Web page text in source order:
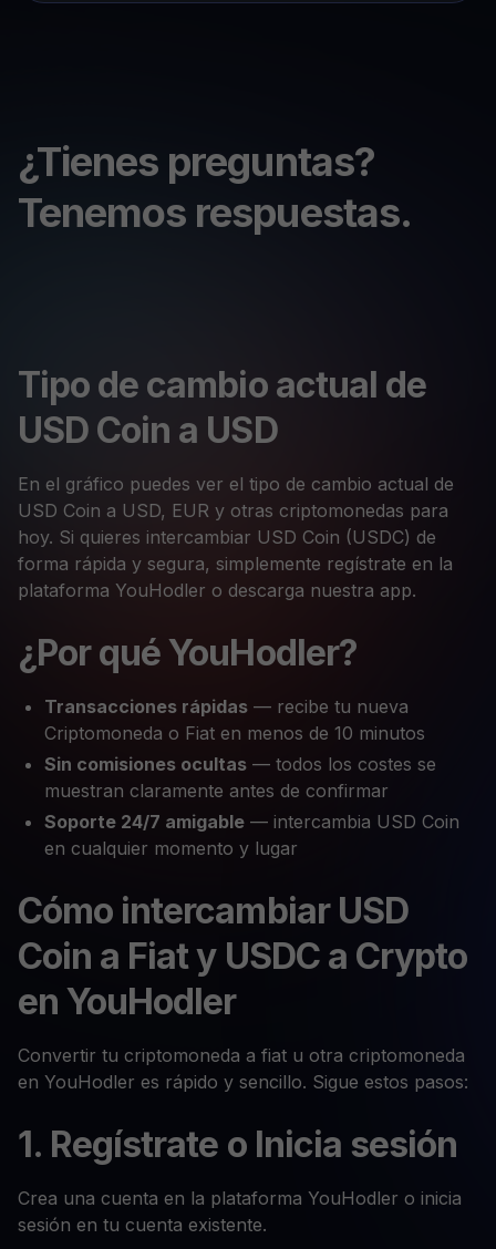
¿Tienes preguntas?
Tenemos respuestas.
Tipo de cambio actual de
USD Coin a USD
En el gráfico puedes ver el tipo de cambio actual de
USD Coin a USD, EUR y otras criptomonedas para
hoy. Si quieres intercambiar USD Coin (USDC) de
forma rápida y segura, simplemente regístrate en la
plataforma YouHodler o descarga nuestra app.
¿Por qué YouHodler?
Transacciones rápidas — recibe tu nueva
Criptomoneda o Fiat en menos de 10 minutos
Sin comisiones ocultas — todos los costes se
muestran claramente antes de confirmar
Soporte 24/7 amigable — intercambia USD Coin
en cualquier momento y lugar
Cómo intercambiar USD
Coin a Fiat y USDC a Crypto
en YouHodler
Convertir tu criptomoneda a fiat u otra criptomoneda
en YouHodler es rápido y sencillo. Sigue estos pasos:
1. Regístrate o Inicia sesión
Crea una cuenta en la plataforma YouHodler o inicia
sesión en tu cuenta existente.